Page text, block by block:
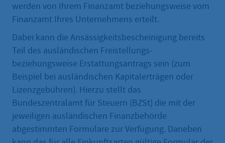
werden von Ihrem Finanzamt beziehungsweise vom
Finanzamt Ihres Unternehmens erteilt.
Dabei kann die Ansässigkeitsbescheinigung bereits
Teil des ausländischen Freistellungs-
beziehungsweise Erstattungsantrags sein (zum
Beispiel bei ausländischen Kapitalerträgen oder
Lizenzgebühren). Hierzu stellt das
Bundeszentralamt für Steuern (BZSt) die mit der
jeweiligen ausländischen Finanzbehörde
abgestimmten Formulare zur Verfügung. Daneben